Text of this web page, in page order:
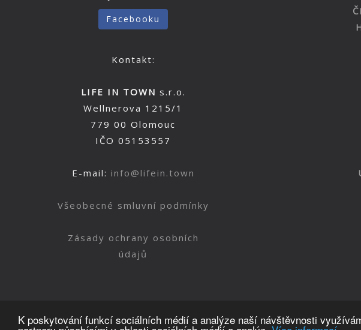
K poskytování funkcí sociálních médií a analýze naší návštěvnosti
Facebooku
Kontakt:
LIFE IN TOWN s.r.o.
Wellnerova 1215/1
779 00 Olomouc
IČO 05153557
E-mail: info@lifein.town
Všeobecné smluvní podmínky
Zásady ochrany osobních
údajů